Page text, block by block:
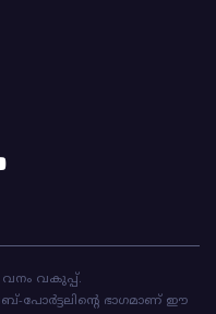
വനം വകുപ്പ്.
പോർട്ടലിന്റെ ഭാഗമാണ് ഈ